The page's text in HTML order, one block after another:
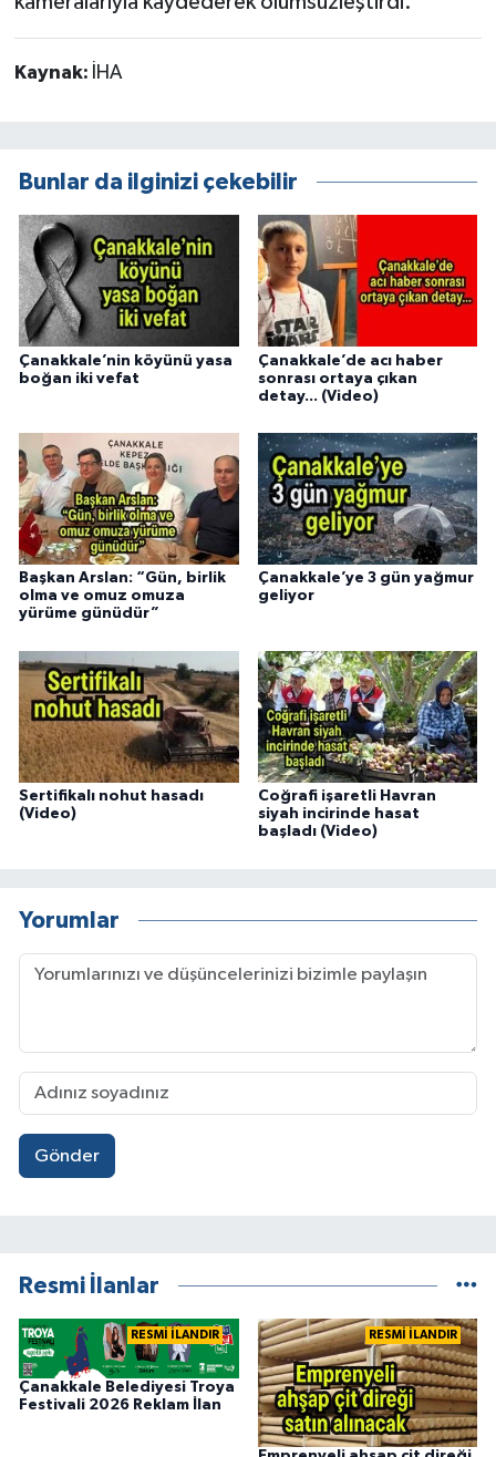
Kaynak: İHA
Bunlar da ilginizi çekebilir
Çanakkale’nin köyünü yasa
boğan iki vefat
Çanakkale’de acı haber
sonrası ortaya çıkan
detay... (Video)
Başkan Arslan: “Gün, birlik
olma ve omuz omuza
yürüme günüdür”
Çanakkale’ye 3 gün yağmur
geliyor
Sertifikalı nohut hasadı
(Video)
Coğrafi işaretli Havran
siyah incirinde hasat
başladı (Video)
Yorumlar
Gönder
Resmi İlanlar
RESMİ İLANDIR
Çanakkale Belediyesi Troya
Festivali 2026 Reklam İlan
RESMİ İLANDIR